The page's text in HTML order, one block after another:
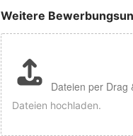
Weitere
Dateien per Drag
Dateien hochladen.